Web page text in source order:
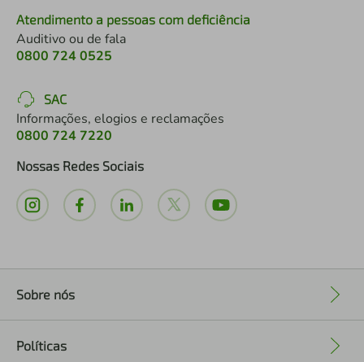
Atendimento a pessoas com deficiência
Auditivo ou de fala
0800 724 0525
SAC
Informações, elogios e reclamações
0800 724 7220
Nossas Redes Sociais
Sobre nós
Políticas